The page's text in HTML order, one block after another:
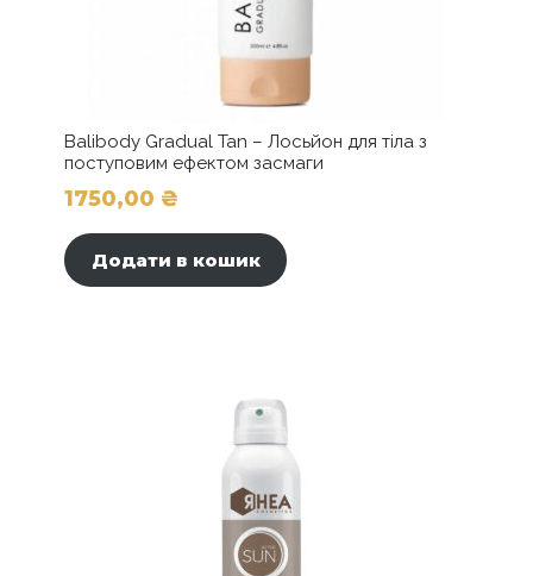
Balibody Gradual Tan – Лосьйон для тіла з
поступовим ефектом засмаги
1750,00 ₴
Додати в кошик